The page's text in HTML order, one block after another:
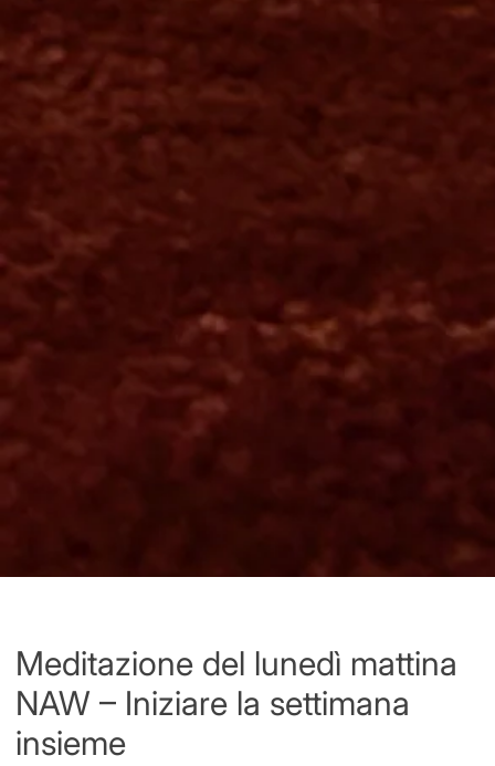
Meditazione del lunedì mattina
NAW – Iniziare la settimana
insieme